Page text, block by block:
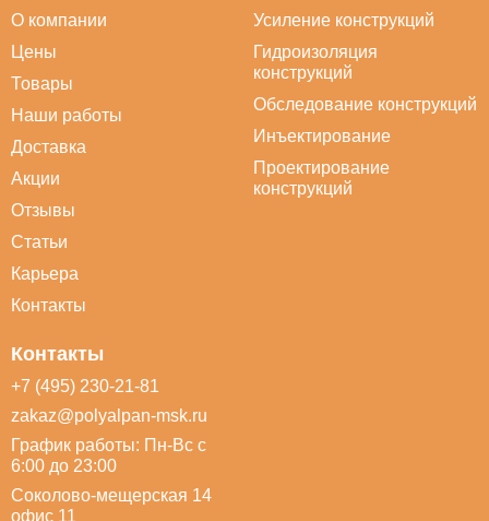
О компании
Цены
Товары
Наши работы
Доставка
Акции
Отзывы
Статьи
Карьера
Контакты
Усиление конструкций
Гидроизоляция
конструкций
Обследование конструкций
Инъектирование
Проектирование
конструкций
Контакты
+7 (495) 230-21-81
zakaz@polyalpan-msk.ru
График работы: Пн-Вс с
6:00 до 23:00
Соколово-мещерская 14
офис 11